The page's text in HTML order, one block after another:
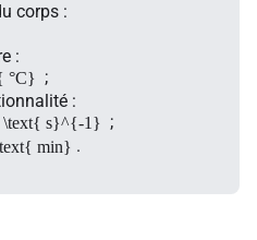
corps :
:
°C} ;
:
\text{ s}^{-1} ;
min} .